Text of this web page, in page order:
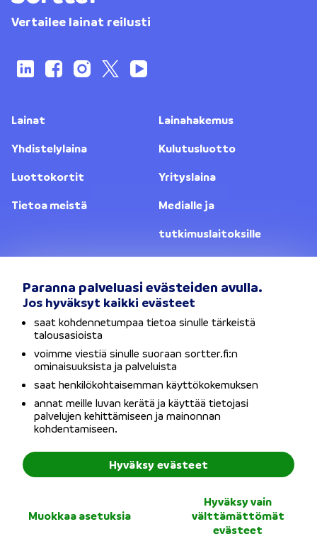
Paranna palveluasi evästeiden avulla.
Jos hyväksyt kaikki evästeet
saat kohdennetumpaa tietoa sinulle tärkeistä
talousasioista
voimme viestiä sinulle suoraan sortter.fi:n
ominaisuuksista ja palveluista
saat henkilökohtaisemman käyttökokemuksen
annat meille luvan kerätä ja käyttää tietojasi
palvelujen kehittämiseen ja mainonnan
kohdentamiseen.
Muokkaa asetuksia
Hyväksy vain
välttämättömät
evästeet
Hyväksy evästeet
Vertailee lainat reilusti
Lainat
Lainahakemus
Yhdistelylaina
Kulutusluotto
Luottokortit
Yrityslaina
Tietoa meistä
Medialle ja
tutkimuslaitoksille
Vaihda sijaintia
Käyttöehdot
Evästeet
Copyright © Sortter Oy / Y-tunnus: 2954352-7 / Osoite:
Bulevardi 21, 00180 Helsinki